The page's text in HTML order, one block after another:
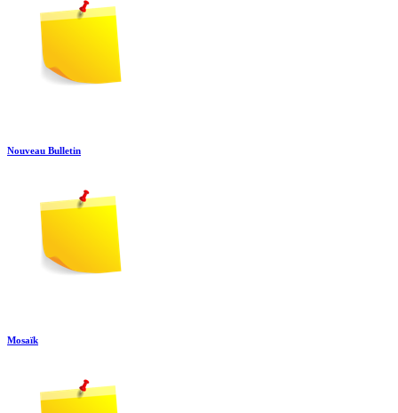
Nouveau Bulletin
Mosaïk